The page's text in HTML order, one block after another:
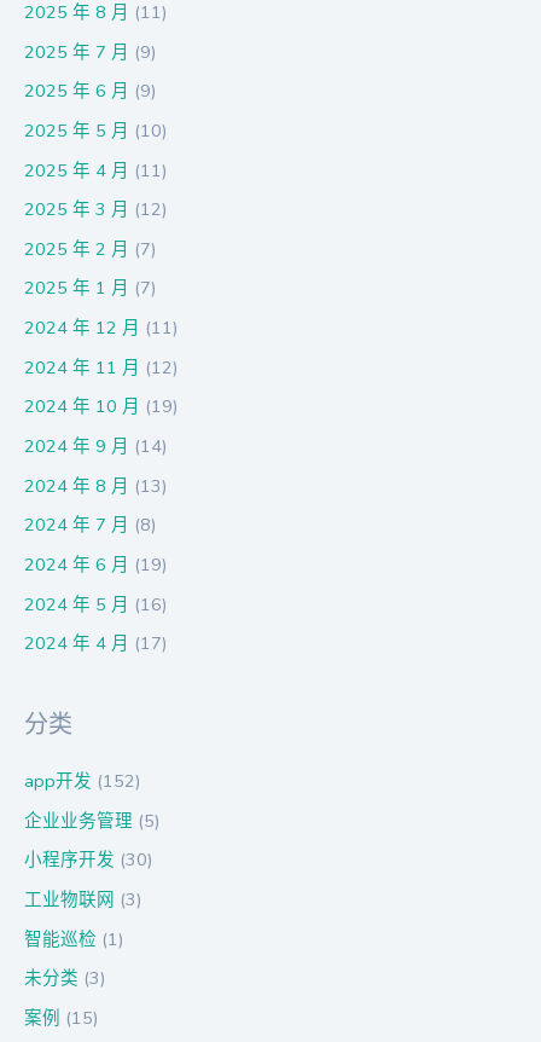
2025 年 8 月 (11)
2025 年 7 月 (9)
2025 年 6 月 (9)
2025 年 5 月 (10)
2025 年 4 月 (11)
2025 年 3 月 (12)
2025 年 2 月 (7)
2025 年 1 月 (7)
2024 年 12 月 (11)
2024 年 11 月 (12)
2024 年 10 月 (19)
2024 年 9 月 (14)
2024 年 8 月 (13)
2024 年 7 月 (8)
2024 年 6 月 (19)
2024 年 5 月 (16)
2024 年 4 月 (17)
分类
app开发 (152)
企业业务管理 (5)
小程序开发 (30)
工业物联网 (3)
智能巡检 (1)
未分类 (3)
案例 (15)